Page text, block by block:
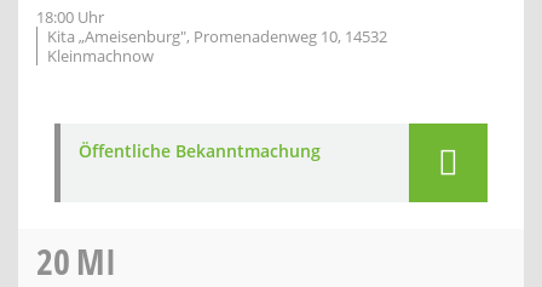
18:00 Uhr
Kita „Ameisenburg", Promenadenweg 10, 14532
Kleinmachnow
Öffentliche Bekanntmachung
20MI